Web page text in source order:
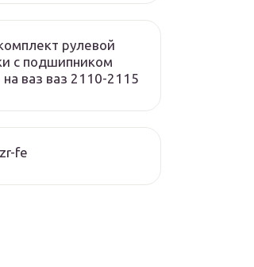
рулевой
с подшипником
на ваз ваз 2110-2115
fe